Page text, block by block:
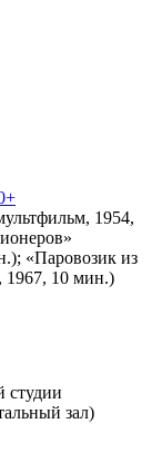
1954,
«Паровозик из
1967, 10 мин.)
студии
зал)